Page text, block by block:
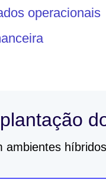
operacionais
ambientes